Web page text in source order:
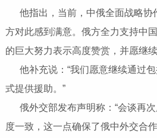
他指出，当前，中俄全面战略协
方对此感到满意。俄方全力支持中
的巨大努力表示高度赞赏，并愿继
他补充说：“我们愿意继续通过
式提供援助。”
俄外交部发布声明称：“会谈再
度一致，这一点确保了俄中外交合